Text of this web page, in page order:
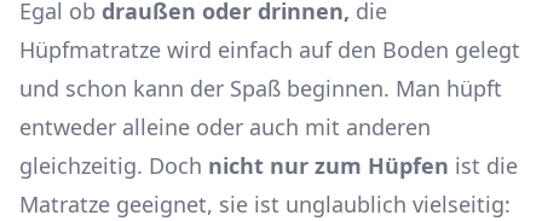
Egal ob draußen oder drinnen, die
Hüpfmatratze wird einfach auf den Boden gelegt
und schon kann der Spaß beginnen. Man hüpft
entweder alleine oder auch mit anderen
gleichzeitig. Doch nicht nur zum Hüpfen ist die
Matratze geeignet, sie ist unglaublich vielseitig: